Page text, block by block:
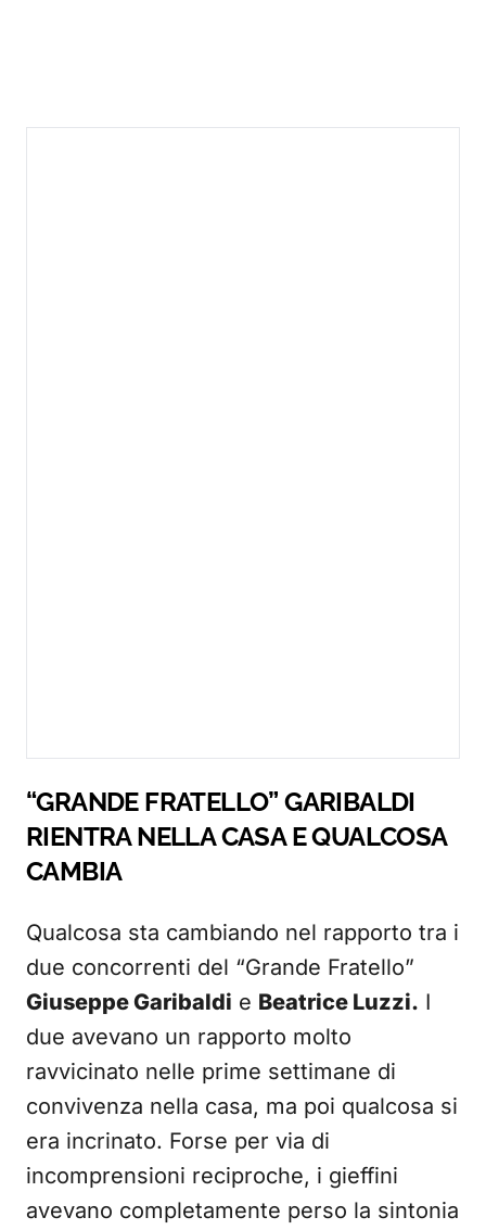
“GRANDE FRATELLO” GARIBALDI
RIENTRA NELLA CASA E QUALCOSA
CAMBIA
Qualcosa sta cambiando nel rapporto tra i
due concorrenti del “Grande Fratello”
Giuseppe Garibaldi e Beatrice Luzzi. I
due avevano un rapporto molto
ravvicinato nelle prime settimane di
convivenza nella casa, ma poi qualcosa si
era incrinato. Forse per via di
incomprensioni reciproche, i gieffini
avevano completamente perso la sintonia